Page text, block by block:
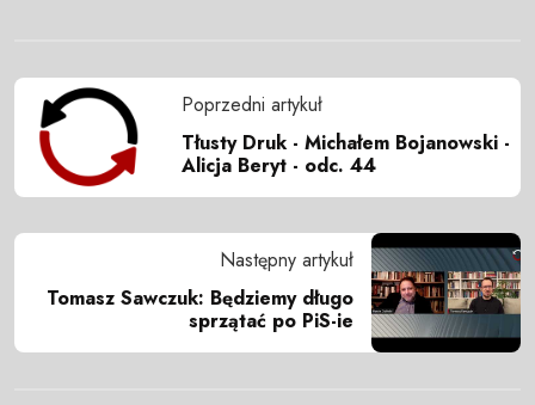
Poprzedni artykuł
Tłusty Druk - Michałem Bojanowski -
Alicja Beryt - odc. 44
Następny artykuł
Tomasz Sawczuk: Będziemy długo
sprzątać po PiS-ie